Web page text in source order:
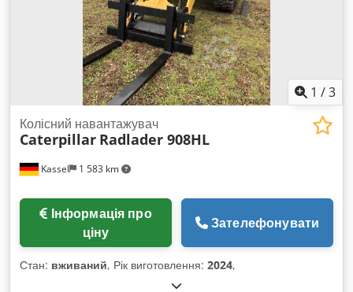
1 /3
Kassel 1 583 km
Колісний навантажувач
Caterpillar Radlader 908HL
ціну
Зателефонувати
Стан: вживаний, Рік виготовлення: 2024,